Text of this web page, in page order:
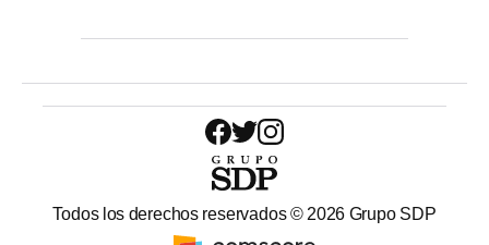
Todos los derechos reservados © 2026 Grupo SDP